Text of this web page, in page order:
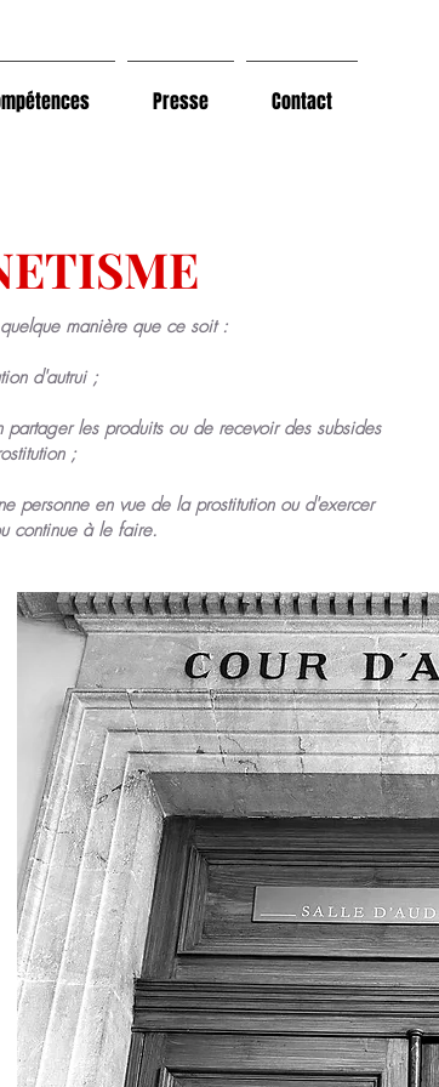
Presse Contact
manière que ce soit :
d'autrui ;
les produits ou de recevoir des subsides
;
personne en vue de la prostitution ou d'exercer
continue à le faire.